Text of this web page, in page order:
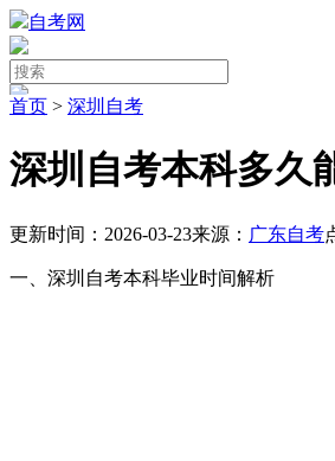
自考网
首页 > 深圳自考
深圳自考本科多久
更新时间：2026-03-23来源： 广东自考
一、深圳自考本科毕业时间解析